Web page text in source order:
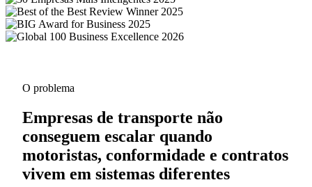
O problema
Empresas de transporte não
conseguem escalar quando
motoristas, conformidade e contratos
vivem em sistemas diferentes